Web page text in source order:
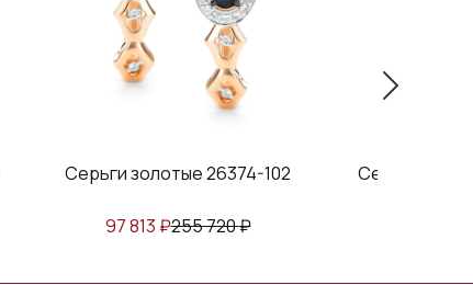
Серьги золотые 26374-102
97 813 ₽255 720₽
Серьги